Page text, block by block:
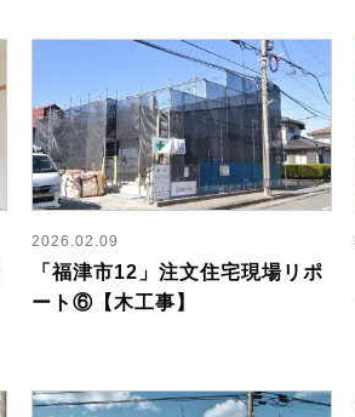
2026.02.09
「福津市12」注文住宅現場リポ
ート⑥【木工事】